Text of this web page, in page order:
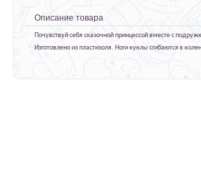
Описание товара
Почувствуй себя сказочной принцессой вместе с
Изготовлено из пластизоля. Ноги куклы сгибаются в